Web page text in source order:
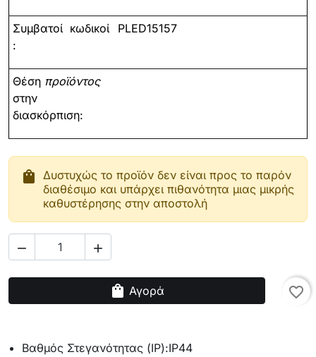
Συμβατοί κωδικοί
:
PLED15157
Θέση προϊόντος
στην
διασκόρπιση:
shopping_bag Δυστυχώς το προϊόν δεν είναι προς το παρόν
διαθέσιμο και υπάρχει πιθανότητα μιας μικρής
καθυστέρησης στην αποστολή
 
shopping_bag Αγορά favorite_border
Βαθμός Στεγανότητας (IP):IP44